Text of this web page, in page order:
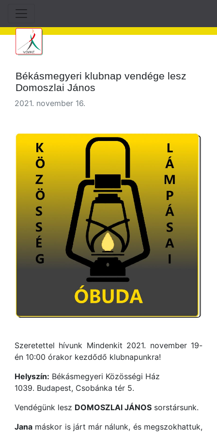
Békásmegyeri klubnap vendége lesz
Domoszlai János
2021. november 16.
Szeretettel hívunk Mindenkit 2021. november 19-
én 10:00 órakor kezdődő klubnapunkra!
Helyszín: Békásmegyeri Közösségi Ház
1039. Budapest, Csobánka tér 5.
Vendégünk lesz DOMOSZLAI JÁNOS sorstársunk.
Jana máskor is járt már nálunk, és megszokhattuk,